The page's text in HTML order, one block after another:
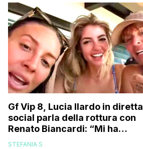
Gf Vip 8, Lucia Ilardo in diretta
social parla della rottura con
Renato Biancardi: “Mi ha
lasciata dopo che…”
STEFANIA S